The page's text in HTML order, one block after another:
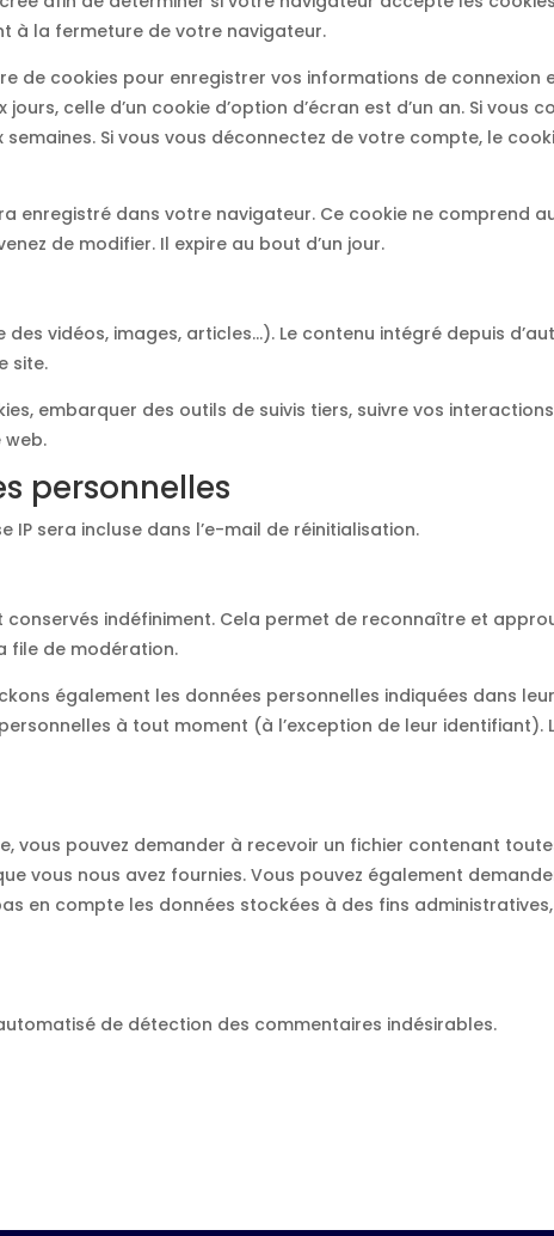
à la fermeture de votre navigateur.
de cookies pour enregistrer vos informations de connexion
celle d’un cookie d’option d’écran est d’un an. Si vous
Si vous vous déconnectez de votre compte, le
enregistré dans votre navigateur. Ce cookie ne comprend
de modifier. Il expire au bout d’un jour.
vidéos, images, articles…). Le contenu intégré depuis
site.
embarquer des outils de suivis tiers, suivre vos
web.
personnelles
sera incluse dans l’e-mail de réinitialisation.
indéfiniment. Cela permet de reconnaître et
file de modération.
également les données personnelles indiquées dans
à tout moment (à l’exception de leur identifiant).
vous pouvez demander à recevoir un fichier contenant
vous nous avez fournies. Vous pouvez également
en compte les données stockées à des fins
de détection des commentaires indésirables.